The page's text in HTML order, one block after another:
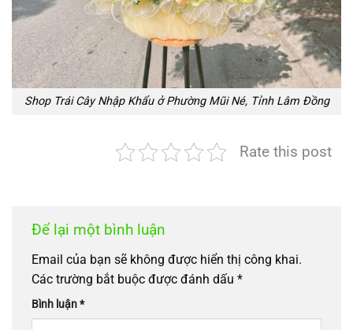
Shop Trái Cây Nhập Khẩu ở Phường Mũi Né, Tỉnh Lâm Đồng
Rate this post
Để lại một bình luận
Email của bạn sẽ không được hiển thị công khai.
Các trường bắt buộc được đánh dấu *
Bình luận*